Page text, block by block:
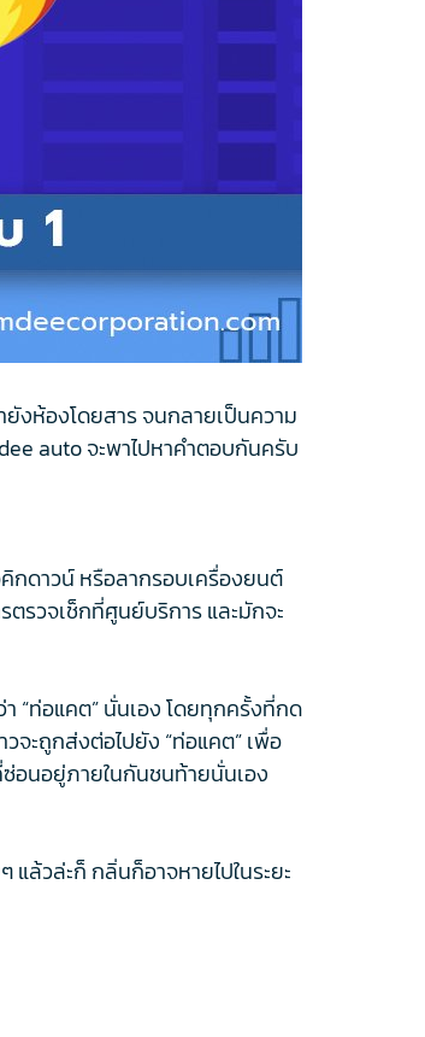
งห้องโดยสาร จนกลายเป็นความ
auto จะพาไปหาคำตอบกันครับ
กดาวน์ หรือลากรอบเครื่องยนต์
รวจเช็กที่ศูนย์บริการ และมักจะ
“ท่อแคต” นั่นเอง โดยทุกครั้งที่กด
จะถูกส่งต่อไปยัง “ท่อแคต” เพื่อ
อนอยู่ภายในกันชนท้ายนั่นเอง
ล้วล่ะก็ กลิ่นก็อาจหายไปในระยะ